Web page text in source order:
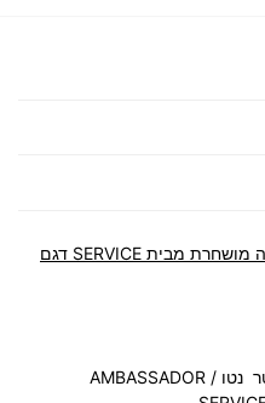
מקרר 2 דלתות 538 ליטר נטו נירוסטה מושחרת מבית SERVICE דגם
מקרר 2 דלתות מקפיא עליון 538 ליטר נטו AMBASSADOR /